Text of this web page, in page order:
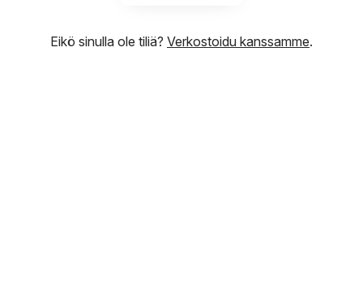
Eikö sinulla ole tiliä? Verkostoidu kanssamme.